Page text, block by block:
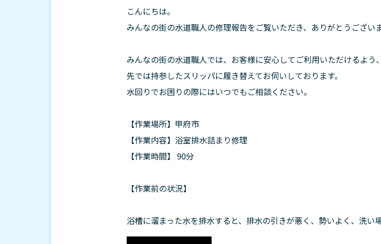
こんにちは。
みんなの街の水道職人の修理報告をご覧いただき、ありがとうございま
みんなの街の水道職人では、お客様に安心してご利用いただけるよ
先では持参したスリッパに履き替えてお伺いしております。
水回りでお困りの際にはいつでもご相談ください。
【作業場所】甲府市
【作業内容】浴室排水詰まり修理
【作業時間】 90分
【作業前の状況】
浴槽に溜まった水を排水すると、排水の引きが悪く、勢いよく、洗い